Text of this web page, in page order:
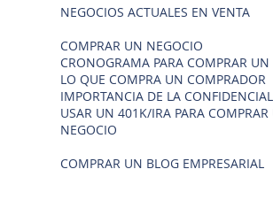
NEGOCIOS ACTUALES EN VENTA
COMPRAR UN NEGOCIO
CRONOGRAMA PARA COMPRAR
LO QUE COMPRA UN COMPRADOR
IMPORTANCIA DE LA
USAR UN 401K/IRA PARA COMPRAR
NEGOCIO
COMPRAR UN BLOG EMPRESARIAL